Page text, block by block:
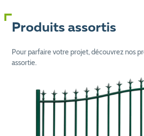
Produits assortis
Pour parfaire votre projet, découvrez nos
assortie.